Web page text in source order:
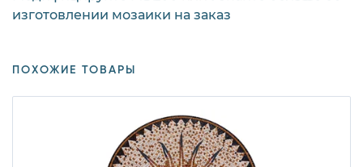
изготовлении мозаики на заказ
ПОХОЖИЕ ТОВАРЫ